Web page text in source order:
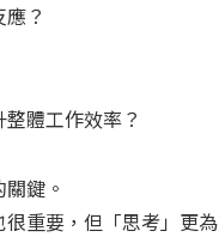
？
體工作效率？
鍵。
重要，但「思考」更為